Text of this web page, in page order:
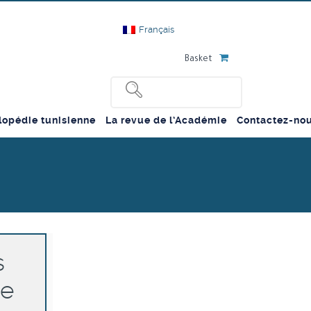
Français
Basket
tunisienne La revue de l’Académie Contactez-